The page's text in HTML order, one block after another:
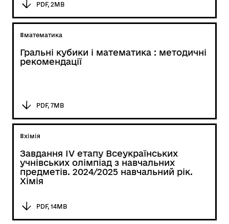
PDF, 2MB
#математика
Гральні кубики і математика : методичні
рекомендації
PDF, 7MB
#хімія
Завдання ІV етапу Всеукраїнських
учнівських олімпіад з навчальних
предметів. 2024/2025 навчальний рік.
Хімія
PDF, 14MB